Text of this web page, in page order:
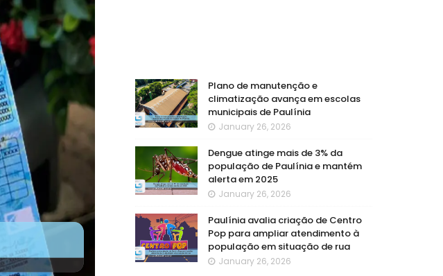
Plano de manutenção e
climatização avança em escolas
municipais de Paulínia
January 26, 2026
Dengue atinge mais de 3% da
população de Paulínia e mantém
alerta em 2025
January 26, 2026
Paulínia avalia criação de Centro
Pop para ampliar atendimento à
população em situação de rua
January 26, 2026